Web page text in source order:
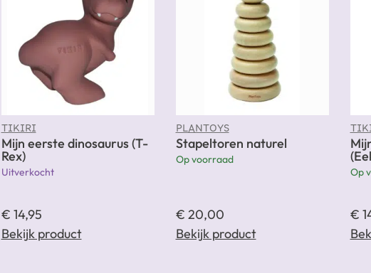
TIKIRI
Mijn eerste dinosaurus (T-
Rex)
Uitverkocht
€ 14,95
Bekijk product
PLANTOYS
Stapeltoren naturel
Op voorraad
€ 20,00
Bekijk product
Op
€